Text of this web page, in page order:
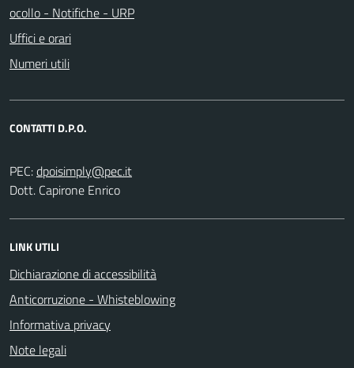
ocollo - Notifiche - URP
Uffici e orari
Numeri utili
CONTATTI D.P.O.
PEC:
Dott. Capirone Enrico
LINK UTILI
Dichiarazione di accessibilità
Anticorruzione - Whisteblowing
Informativa privacy
Note legali